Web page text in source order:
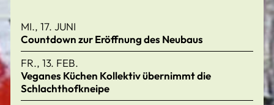
MI., 17. JUNI
Countdown zur Eröffnung des Neubaus
FR., 13. FEB.
Veganes Küchen Kollektiv übernimmt die
Schlachthofkneipe